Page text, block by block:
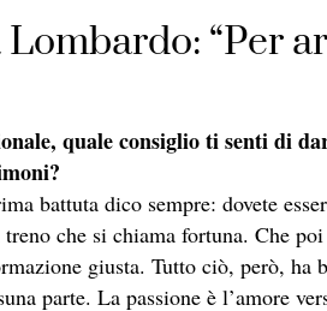
“Per
quale consiglio ti senti di
battuta dico sempre: dovete
che si chiama fortuna. Che
giusta. Tutto ciò, però, ha
parte. La passione è l’amore